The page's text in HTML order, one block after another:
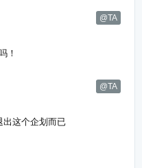
@TA
！
@TA
出这个企划而已